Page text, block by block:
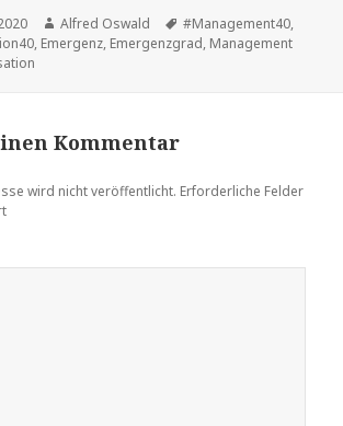
Autor
Alfred Oswald Tags
#Management40,
, Emergenz, Emergenzgrad, Management
Kommentar
wird nicht veröffentlicht. Erforderliche Felder